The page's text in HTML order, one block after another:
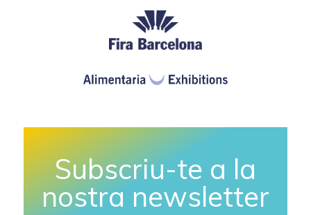
Subscriu-te a la
nostra newsletter